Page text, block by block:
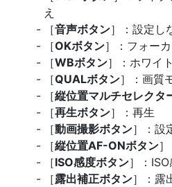
え
［音声ボタン］：設定し
［OKボタン］：フォー
［WBボタン］：ホワイ
［QUALボタン］：画質
［縦位置マルチセレクタ
［再生ボタン］：再生
［動画撮影ボタン］：設
［縦位置AF-ONボタン
［ISO感度ボタン］：
［露出補正ボタン］：露